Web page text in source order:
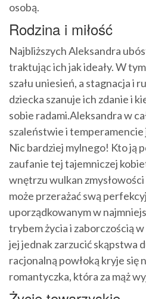
osobą.
Rodzina i miłość
Najbliższych Aleksandra
traktując ich jak ideały. W
szału uniesień, a stagnacja i
dziecka szanuje ich zdanie i
sobie radami.Aleksandra w
szaleństwie i temperamencie
Nic bardziej mylnego! Kto ją
zaufanie tej tajemniczej
wnętrzu wulkan zmysłowości
może przerażać swą
uporządkowanym w
trybem życia i zaborczością
jej jednak zarzucić skąpstwa
racjonalną powłoką kryje się
romantyczka, która za mąż